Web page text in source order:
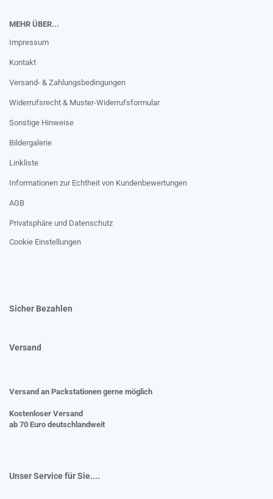
MEHR ÜBER...
Impressum
Kontakt
Versand- & Zahlungsbedingungen
Widerrufsrecht & Muster-Widerrufsformular
Sonstige Hinweise
Bildergalerie
Linkliste
Informationen zur Echtheit von Kundenbewertungen
AGB
Privatsphäre und Datenschutz
Cookie Einstellungen
Sicher Bezahlen
Versand
Versand an Packstationen gerne möglich
Kostenloser Versand
ab 70 Euro deutschlandweit
Unser Service für Sie....